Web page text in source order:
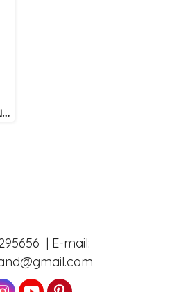
กระจกพร้อมสกรีน Logo 4 รูปแบบ พร้อมบริการสกรีนโลโก้
| E-mail: